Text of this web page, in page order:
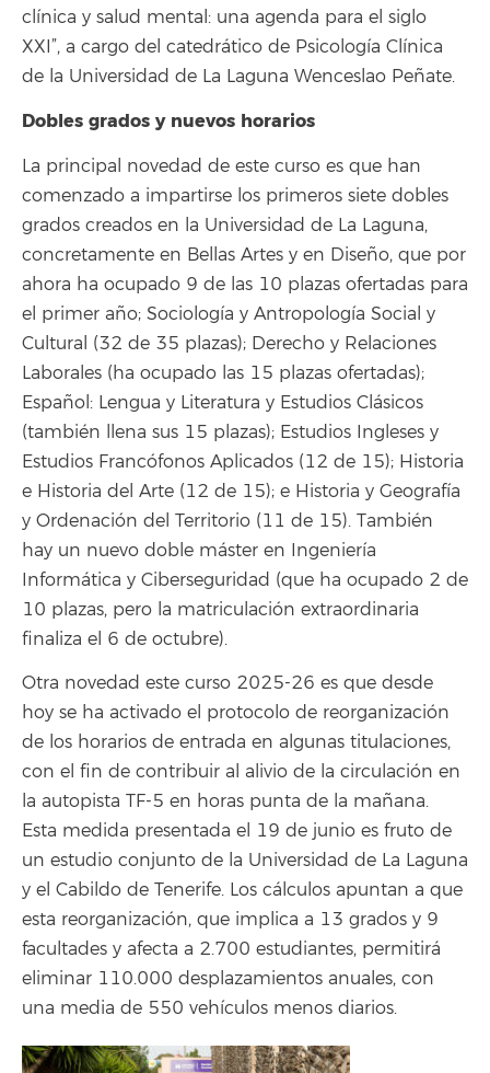
clínica y salud mental: una agenda para el siglo
XXI”, a cargo del catedrático de Psicología Clínica
de la Universidad de La Laguna Wenceslao Peñate.
Dobles grados y nuevos horarios
La principal novedad de este curso es que han
comenzado a impartirse los primeros siete dobles
grados creados en la Universidad de La Laguna,
concretamente en Bellas Artes y en Diseño, que por
ahora ha ocupado 9 de las 10 plazas ofertadas para
el primer año; Sociología y Antropología Social y
Cultural (32 de 35 plazas); Derecho y Relaciones
Laborales (ha ocupado las 15 plazas ofertadas);
Español: Lengua y Literatura y Estudios Clásicos
(también llena sus 15 plazas); Estudios Ingleses y
Estudios Francófonos Aplicados (12 de 15); Historia
e Historia del Arte (12 de 15); e Historia y Geografía
y Ordenación del Territorio (11 de 15). También
hay un nuevo doble máster en Ingeniería
Informática y Ciberseguridad (que ha ocupado 2 de
10 plazas, pero la matriculación extraordinaria
finaliza el 6 de octubre).
Otra novedad este curso 2025-26 es que desde
hoy se ha activado el protocolo de reorganización
de los horarios de entrada en algunas titulaciones,
con el fin de contribuir al alivio de la circulación en
la autopista TF-5 en horas punta de la mañana.
Esta medida presentada el 19 de junio es fruto de
un estudio conjunto de la Universidad de La Laguna
y el Cabildo de Tenerife. Los cálculos apuntan a que
esta reorganización, que implica a 13 grados y 9
facultades y afecta a 2.700 estudiantes, permitirá
eliminar 110.000 desplazamientos anuales, con
una media de 550 vehículos menos diarios.